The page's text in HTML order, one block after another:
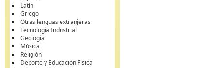
Latín
Griego
Otras lenguas extranjeras
Tecnología Industrial
Geología
Música
Religión
Deporte y Educación Física